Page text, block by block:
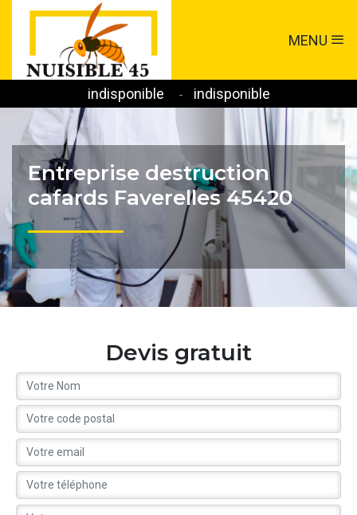
MENU
indisponible - indisponible
Entreprise destruction
cafards Faverelles 45420
Devis gratuit